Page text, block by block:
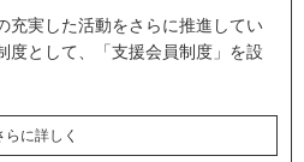
充実した活動をさらに推進してい
度として、「支援会員制度」を設
らに詳しく